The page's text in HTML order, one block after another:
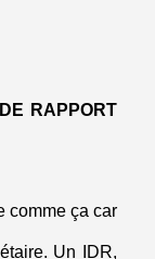
RAPPORT
comme ça car
Un IDR,